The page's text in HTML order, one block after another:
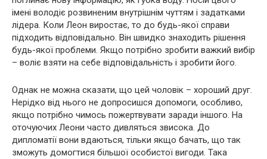
імені володіє розвиненим внутрішнім чуттям і задатками
лідера. Коли Леон виростає, то до будь-якої справи
підходить відповідально. Він швидко знаходить рішення
будь-якої проблеми. Якщо потрібно зробити важкий вибір
– воліє взяти на себе відповідальність і зробити його.
Однак не можна сказати, що цей чоловік – хороший друг.
Нерідко від нього не допросишся допомоги, особливо,
якщо потрібно чимось пожертвувати заради іншого. На
оточуючих Леони часто дивляться звисока. До
дипломатії вони вдаються, тільки якщо бачать, що так
зможуть домогтися більшої особистої вигоди. Така